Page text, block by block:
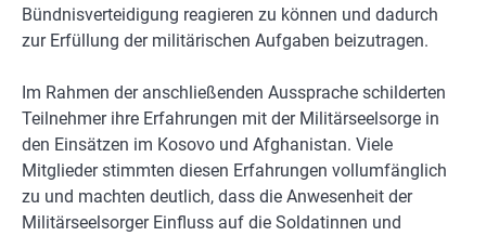
Bündnisverteidigung reagieren zu können und dadurch
zur Erfüllung der militärischen Aufgaben beizutragen.
Im Rahmen der anschließenden Aussprache schilderten
Teilnehmer ihre Erfahrungen mit der Militärseelsorge in
den Einsätzen im Kosovo und Afghanistan. Viele
Mitglieder stimmten diesen Erfahrungen vollumfänglich
zu und machten deutlich, dass die Anwesenheit der
Militärseelsorger Einfluss auf die Soldatinnen und